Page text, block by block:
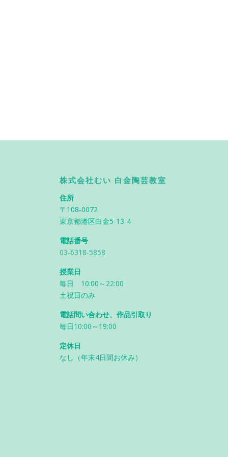
株式会社むい 白金陶芸教室
住所
〒108-0072
東京都港区白金5-13-4
電話番号
03-6318-5858
授業日
毎日 10:00～22:00
土祝日のみ
電話問い合わせ、作品引取り
毎日10:00～19:00
定休日
なし（年末4日間お休み）